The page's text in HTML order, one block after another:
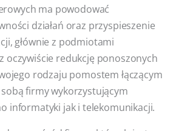
ma powodować
działań oraz przyspieszenie
głównie z podmiotami
oczywiście redukcję ponoszonych
rodzaju pomostem łączącym
firmy wykorzystującym
informatyki jak i telekomunikacji.